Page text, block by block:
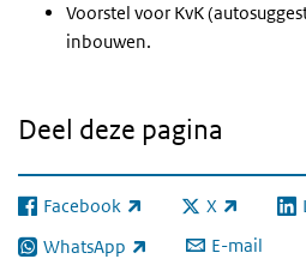
Voorstel voor KvK
inbouwen.
Deel deze pagina
Facebook
(externe link) X
(externe link)
WhatsApp
(externe link) E-mail